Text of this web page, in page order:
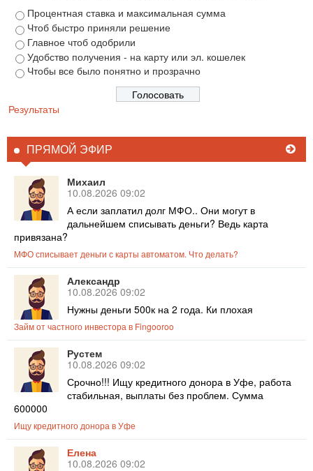
Процентная ставка и максимальная сумма
Чтоб быстро приняли решение
Главное чтоб одобрили
Удобство получения - на карту или эл. кошелек
Чтобы все было понятно и прозрачно
Результаты
ПРЯМОЙ ЭФИР
Михаил
10.08.2026 09:02
А если заплатил долг МФО.. Они могут в
дальнейшем списывать деньги? Ведь карта
привязана?
МФО списывает деньги с карты автоматом. Что делать?
Александр
10.08.2026 09:02
Нужны деньги 500к на 2 года. Ки плохая
Займ от частного инвестора в Fingooroo
Рустем
10.08.2026 09:02
Срочно!!! Ищу кредитного донора в Уфе, работа
стабильная, выплаты без проблем. Сумма
600000
Ищу кредитного донора в Уфе
Елена
10.08.2026 09:02